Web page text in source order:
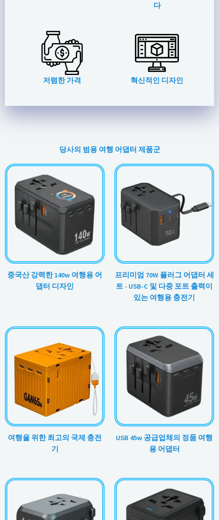
다
저렴한 가격 혁신적인 디자인
당사의 범용 여행 어댑터 제품군
중국산 강력한 140w 여행용 어
댑터 디자인
프리미엄 70W 플러그 어댑터 세
트 - USB-C 및 다중 포트 출력이
있는 여행용 충전기
여행을 위한 최고의 국제 충전
기
USB 45w 공급업체의 정품 여행
용 어댑터